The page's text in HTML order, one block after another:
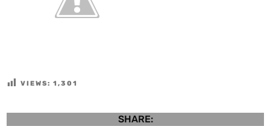
VIEWS: 1,301
SHARE: